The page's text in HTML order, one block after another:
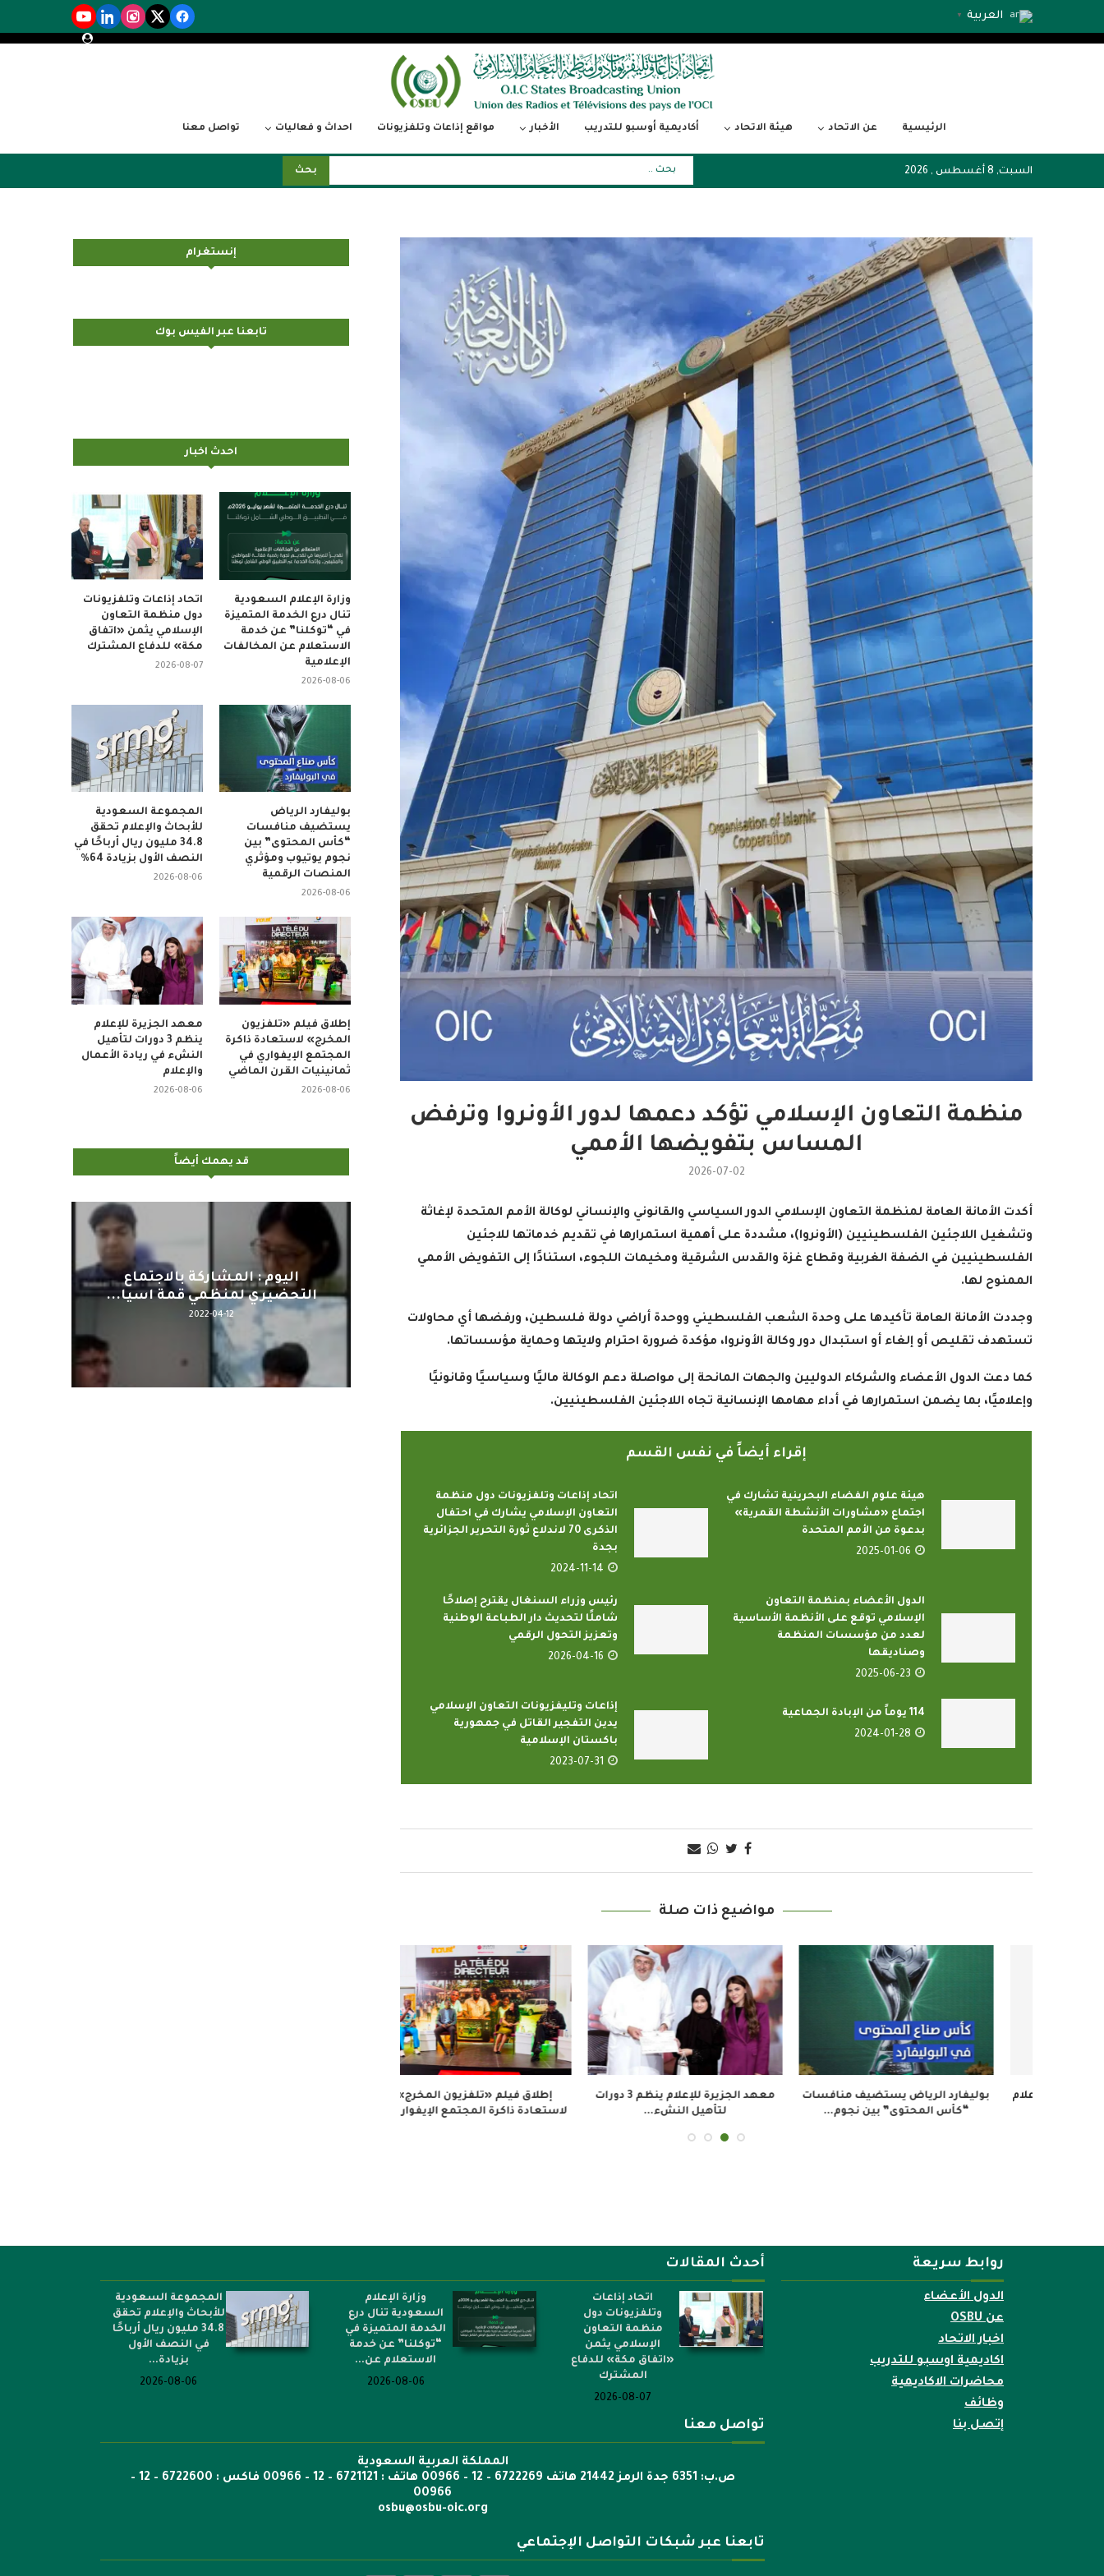
العربية ▼
الرئيسية عن الاتحاد هيئة الاتحاد أكاديمية أوسبو للتدريب الأخبار مواقع إذاعات وتلفزيونات احداث و فعاليات تواصل معنا
السبت, 8 أغسطس , 2026 بحث
منظمة التعاون الإسلامي تؤكد دعمها لدور الأونروا وترفض
المساس بتفويضها الأممي
2026-07-02
أكدت الأمانة العامة لمنظمة التعاون الإسلامي الدور السياسي والقانوني والإنساني لوكالة الأمم المتحدة لإغاثة
وتشغيل اللاجئين الفلسطينيين (الأونروا)، مشددة على أهمية استمرارها في تقديم خدماتها للاجئين
الفلسطينيين في الضفة الغربية وقطاع غزة والقدس الشرقية ومخيمات اللجوء، استنادًا إلى التفويض الأممي
الممنوح لها.
وجددت الأمانة العامة تأكيدها على وحدة الشعب الفلسطيني ووحدة أراضي دولة فلسطين، ورفضها أي محاولات
تستهدف تقليص أو إلغاء أو استبدال دور وكالة الأونروا، مؤكدة ضرورة احترام ولايتها وحماية مؤسساتها.
كما دعت الدول الأعضاء والشركاء الدوليين والجهات المانحة إلى مواصلة دعم الوكالة ماليًا وسياسيًا وقانونيًا
وإعلاميًا، بما يضمن استمرارها في أداء مهامها الإنسانية تجاه اللاجئين الفلسطينيين.
إقراء أيضاً في نفس القسم
هيئة علوم الفضاء البحرينية تشارك في
اجتماع «مشاورات الأنشطة القمرية»
بدعوة من الأمم المتحدة
2025-01-06
اتحاد إذاعات وتلفزيونات دول منظمة
التعاون الإسلامي يشارك في احتفال
الذكرى 70 لاندلاع ثورة التحرير الجزائرية
بجدة
2024-11-14
الدول الأعضاء بمنظمة التعاون
الإسلامي توقع على الأنظمة الأساسية
لعدد من مؤسسات المنظمة
وصناديقها
2025-06-23
رئيس وزراء السنغال يقترح إصلاحًا
شاملًا لتحديث دار الطباعة الوطنية
وتعزيز التحول الرقمي
2026-04-16
114 يوماً من الإبادة الجماعية
2024-01-28
إذاعات وتليفزيونات التعاون الإسلامي
يدين التفجير القاتل في جمهورية
باكستان الإسلامية
2023-07-31
مواضيع ذات صلة
بوليفارد الرياض يستضيف منافسات
“كأس المحتوى” بين نجوم...
معهد الجزيرة للإعلام ينظم 3 دورات
لتأهيل النشء...
إطلاق فيلم «تلفزيون المخرج»
لاستعادة ذاكرة المجتمع الإيفواري...
إنستغرام
تابعنا عبر الفيس بوك
احدث اخبار
اتحاد إذاعات وتلفزيونات
دول منظمة التعاون
الإسلامي يثمن «اتفاق
مكة» للدفاع المشترك
2026-08-07
وزارة الإعلام السعودية
تنال درع الخدمة المتميزة
في “توكلنا” عن خدمة
الاستعلام عن المخالفات
الإعلامية
2026-08-06
المجموعة السعودية
للأبحاث والإعلام تحقق
34.8 مليون ريال أرباحًا في
النصف الأول بزيادة 64%
2026-08-06
بوليفارد الرياض
يستضيف منافسات
“كأس المحتوى” بين
نجوم يوتيوب ومؤثري
المنصات الرقمية
2026-08-06
معهد الجزيرة للإعلام
ينظم 3 دورات لتأهيل
النشء في ريادة الأعمال
والإعلام
2026-08-06
إطلاق فيلم «تلفزيون
المخرج» لاستعادة ذاكرة
المجتمع الإيفواري في
ثمانينيات القرن الماضي
2026-08-06
قد يهمك أيضاً
بإذاعات وتليفزيونات
2022-04-12
2022-04-12
الدارسون باكاديمية اتحاد اذاعات
2022-02-16
اليوم : المشاركة بالاجتماع
التحضيري لمنظمي قمة اسيا...
2022-04-12
روابط سريعة
الدول الأعضاء
عن OSBU
اخبار الاتحاد
اكاديمية اوسبو للتدريب
محاضرات الاكاديمية
وظائف
إتصل بنا
أحدث المقالات
اتحاد إذاعات
وتلفزيونات دول
منظمة التعاون
الإسلامي يثمن
«اتفاق مكة» للدفاع
المشترك
2026-08-07
وزارة الإعلام
السعودية تنال درع
الخدمة المتميزة في
“توكلنا” عن خدمة
الاستعلام عن...
2026-08-06
المجموعة السعودية
للأبحاث والإعلام تحقق
34.8 مليون ريال أرباحًا
في النصف الأول
بزيادة...
2026-08-06
تواصل معنا
المملكة العربية السعودية
ص.ب: 6351 جدة الرمز 21442 هاتف 6722269 – 12 – 00966 هاتف : 6721121 – 12 – 00966 فاكس : 6722600 – 12 –
00966
osbu@osbu-oic.org
تابعنا عبر شبكات التواصل الإجتماعي